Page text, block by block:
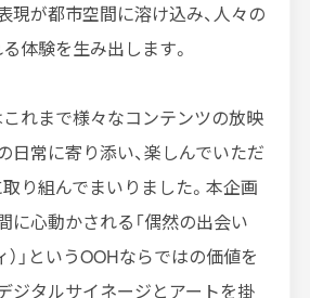
現が都市空間に溶け込み、人々の
体験を生み出します。
れまで様々なコンテンツの放映
日常に寄り添い、楽しんでいただ
り組んでまいりました。本企画
に心動かされる「偶然の出会い
」というOOHならではの価値を
ジタルサイネージとアートを掛